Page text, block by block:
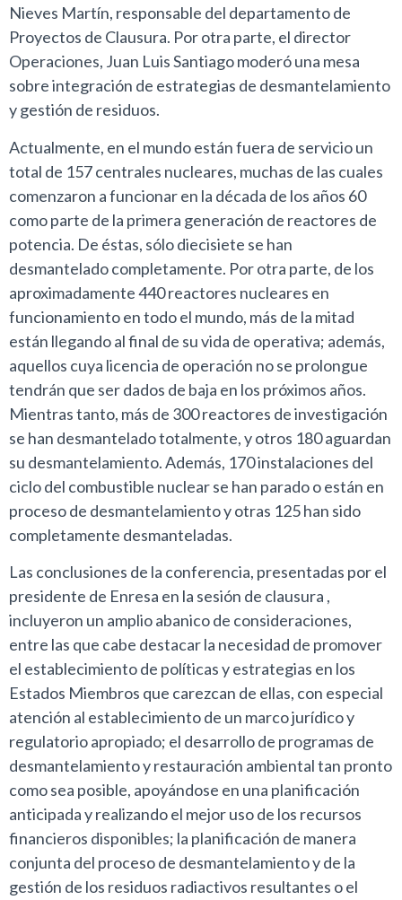
Nieves Martín, responsable del departamento de
Proyectos de Clausura. Por otra parte, el director
Operaciones, Juan Luis Santiago moderó una mesa
sobre integración de estrategias de desmantelamiento
y gestión de residuos.
Actualmente, en el mundo están fuera de servicio un
total de 157 centrales nucleares, muchas de las cuales
comenzaron a funcionar en la década de los años 60
como parte de la primera generación de reactores de
potencia. De éstas, sólo diecisiete se han
desmantelado completamente. Por otra parte, de los
aproximadamente 440 reactores nucleares en
funcionamiento en todo el mundo, más de la mitad
están llegando al final de su vida de operativa; además,
aquellos cuya licencia de operación no se prolongue
tendrán que ser dados de baja en los próximos años.
Mientras tanto, más de 300 reactores de investigación
se han desmantelado totalmente, y otros 180 aguardan
su desmantelamiento. Además, 170 instalaciones del
ciclo del combustible nuclear se han parado o están en
proceso de desmantelamiento y otras 125 han sido
completamente desmanteladas.
Las conclusiones de la conferencia, presentadas por el
presidente de Enresa en la sesión de clausura ,
incluyeron un amplio abanico de consideraciones,
entre las que cabe destacar la necesidad de promover
el establecimiento de políticas y estrategias en los
Estados Miembros que carezcan de ellas, con especial
atención al establecimiento de un marco jurídico y
regulatorio apropiado; el desarrollo de programas de
desmantelamiento y restauración ambiental tan pronto
como sea posible, apoyándose en una planificación
anticipada y realizando el mejor uso de los recursos
financieros disponibles; la planificación de manera
conjunta del proceso de desmantelamiento y de la
gestión de los residuos radiactivos resultantes o el